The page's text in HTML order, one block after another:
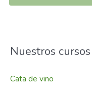
Nuestros cursos
Cata de vino